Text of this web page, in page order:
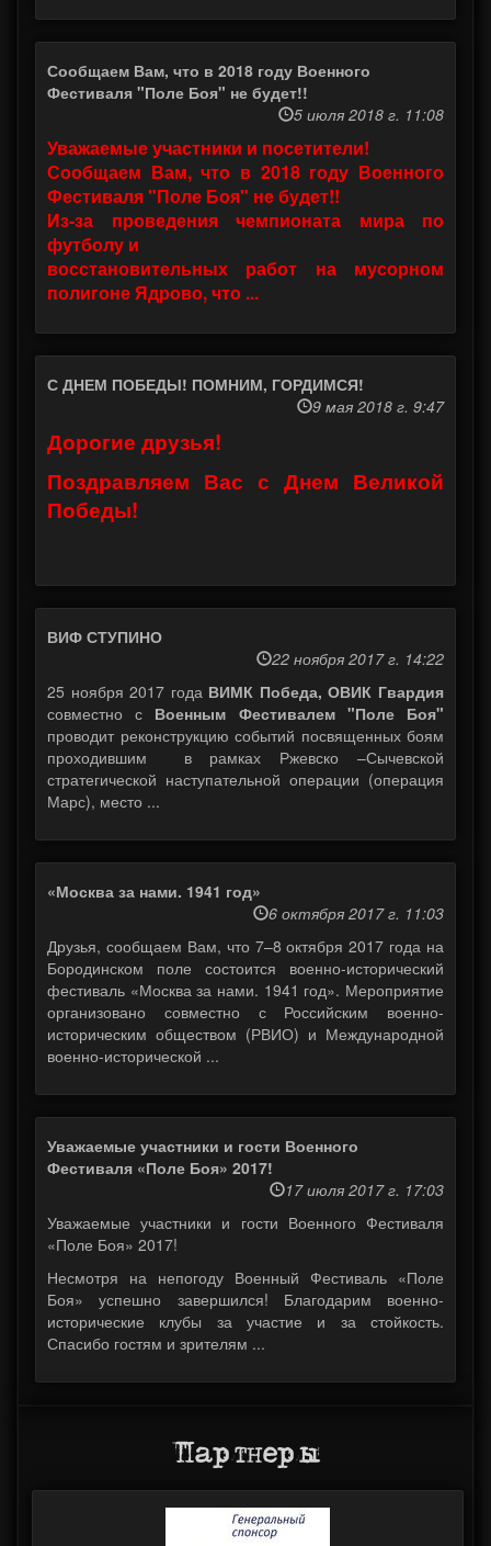
Сообщаем Вам, что в 2018 году Военного
Фестиваля "Поле Боя" не будет!!
5 июля 2018 г. 11:08
Уважаемые участники и посетители!
Сообщаем Вам, что в 2018 году Военного
Фестиваля "Поле Боя" не будет!!
Из-за проведения чемпионата мира по
футболу и
восстановительных работ на мусорном
полигоне Ядрово, что ...
С ДНЕМ ПОБЕДЫ! ПОМНИМ, ГОРДИМСЯ!
9 мая 2018 г. 9:47
Дорогие друзья!
Поздравляем Вас с Днем Великой
Победы!
ВИФ СТУПИНО
22 ноября 2017 г. 14:22
25 ноября 2017 года ВИМК Победа, ОВИК Гвардия
совместно с Военным Фестивалем "Поле Боя"
проводит реконструкцию событий посвященных боям
проходившим в рамках Ржевско –Сычевской
стратегической наступательной операции (операция
Марс), место ...
«Москва за нами. 1941 год»
6 октября 2017 г. 11:03
Друзья, сообщаем Вам, что 7–8 октября 2017 года на
Бородинском поле состоится военно-исторический
фестиваль «Москва за нами. 1941 год». Мероприятие
организовано совместно с Российским военно-
историческим обществом (РВИО) и Международной
военно-исторической ...
Уважаемые участники и гости Военного
Фестиваля «Поле Боя» 2017!
17 июля 2017 г. 17:03
Уважаемые участники и гости Военного Фестиваля
«Поле Боя» 2017!
Несмотря на непогоду Военный Фестиваль «Поле
Боя» успешно завершился! Благодарим военно-
исторические клубы за участие и за стойкость.
Спасибо гостям и зрителям ...
Партнеры